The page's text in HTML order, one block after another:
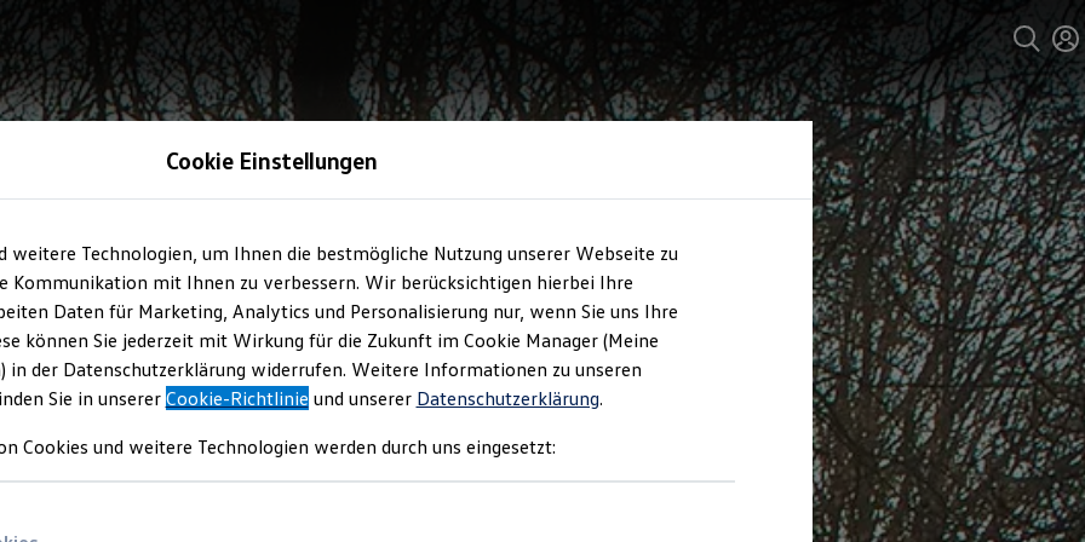
Cookie Einstellungen
weitere Technologien, um Ihnen die bestmögliche Nutzung unserer Webseite zu
Kommunikation mit Ihnen zu verbessern. Wir berücksichtigen hierbei Ihre
Daten für Marketing, Analytics und Personalisierung nur, wenn Sie uns Ihre
können Sie jederzeit mit Wirkung für die Zukunft im Cookie Manager (Meine
in der Datenschutzerklärung widerrufen. Weitere Informationen zu unseren
Sie in unsererCookie-Richtlinie und unserer Datenschutzerklärung.
Cookies und weitere Technologien werden durch uns eingesetzt: